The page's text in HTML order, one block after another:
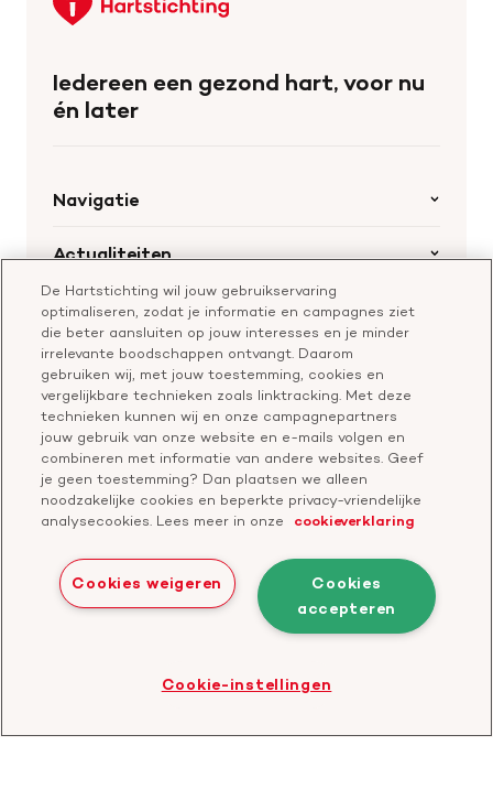
terug
homepage
Iedereen een gezond hart, voor nu
én later
Navigatie
Samenwerking en financiering
Onze missie
Actualiteiten
Nieuws
Nieuwsbrief voor professionals
Hartstichting.nl
Publiekswebsite Hartstichting.nl
Over de Hartstichting
Jaarverslag
Contact
Contactgegevens
Doneer Cavaris
Bezoek
onze
LinkedIn
Privacyverklaring
Bezoek
De Hartstichting wil jouw gebruikservaring
optimaliseren, zodat je informatie en campagnes ziet
die beter aansluiten op jouw interesses en je minder
irrelevante boodschappen ontvangt. Daarom
gebruiken wij, met jouw toestemming, cookies en
vergelijkbare technieken zoals linktracking. Met deze
technieken kunnen wij en onze campagnepartners
jouw gebruik van onze website en e-mails volgen en
combineren met informatie van andere websites. Geef
je geen toestemming? Dan plaatsen we alleen
noodzakelijke cookies en beperkte privacy-vriendelijke
analysecookies. Lees meer in onze
cookieverklaring
Cookies
accepteren
Cookies weigeren
Cookie-instellingen